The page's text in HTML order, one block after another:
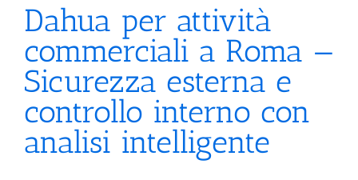
Dahua per attività
commerciali a Roma —
Sicurezza esterna e
controllo interno con
analisi intelligente